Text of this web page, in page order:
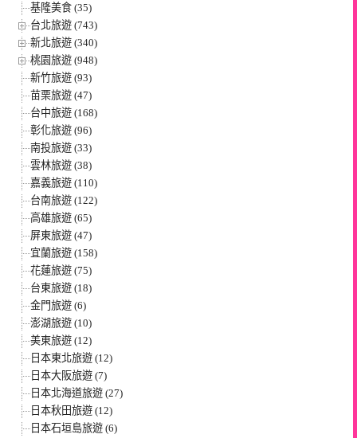
基隆美食 (35)
台北旅遊 (743)
新北旅遊 (340)
桃園旅遊 (948)
新竹旅遊 (93)
苗栗旅遊 (47)
台中旅遊 (168)
彰化旅遊 (96)
南投旅遊 (33)
雲林旅遊 (38)
嘉義旅遊 (110)
台南旅遊 (122)
高雄旅遊 (65)
屏東旅遊 (47)
宜蘭旅遊 (158)
花蓮旅遊 (75)
台東旅遊 (18)
金門旅遊 (6)
澎湖旅遊 (10)
美東旅遊 (12)
日本東北旅遊 (12)
日本大阪旅遊 (7)
日本北海道旅遊 (27)
日本秋田旅遊 (12)
日本石垣島旅遊 (6)